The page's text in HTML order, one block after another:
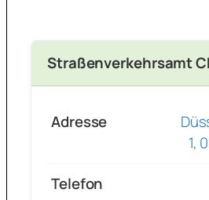
Straßenverkehrsamt
Adresse
1,
Telefon